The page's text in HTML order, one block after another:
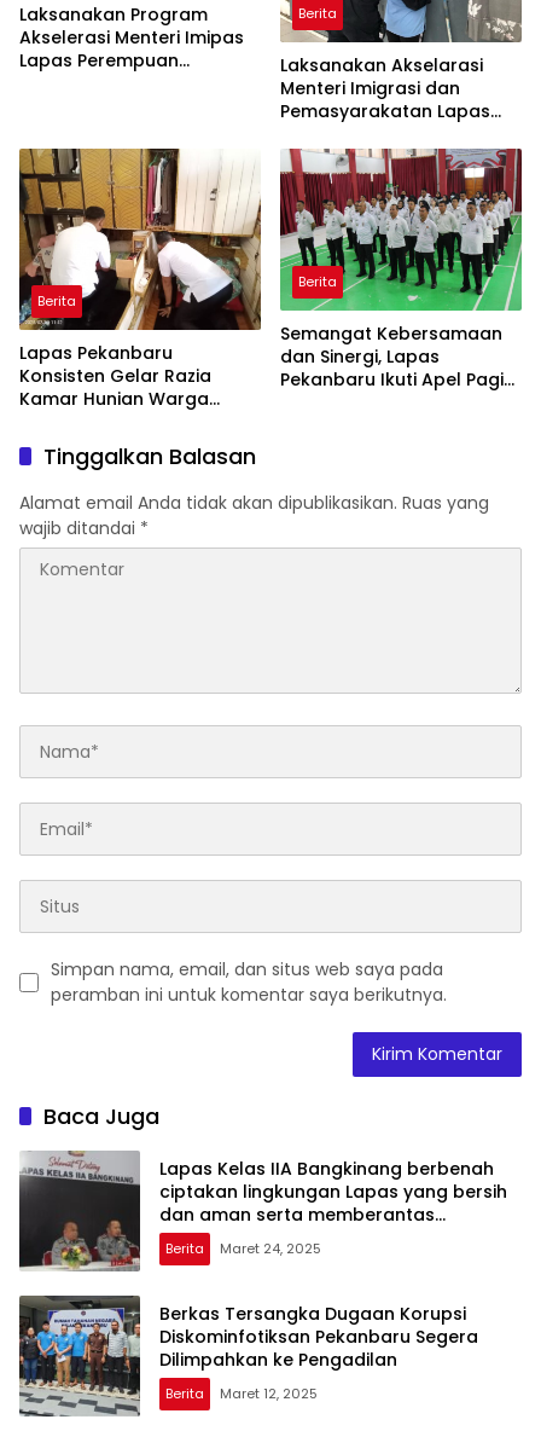
Laksanakan Program
Akselerasi Menteri Imipas
Lapas Perempuan
Berita
Laksanakan Akselarasi
Menteri Imigrasi dan
Pemasyarakatan Lapas
Geledah Lagi Kamar
Hunian
Berita
Lapas Pekanbaru
Konsisten Gelar Razia
Kamar Hunian Warga
Konkret Berantas
Perederan Narkoba dan
Modus Penipuan
Berita
Semangat Kebersamaan
dan Sinergi, Lapas
Pekanbaru Ikuti Apel Pagi
Tinggalkan Balasan
Alamat email Anda tidak akan dipublikasikan. Ruas yang
wajib ditandai *
Simpan nama, email, dan situs web saya pada
peramban ini untuk komentar saya berikutnya.
Baca Juga
Lapas Kelas IIA Bangkinang berbenah
ciptakan lingkungan Lapas yang bersih
dan aman serta memberantas
Handphone, pungutan liar dan narkoba
(Halinar).
Berita Maret 24, 2025
Berkas Tersangka Dugaan Korupsi
Diskominfotiksan Pekanbaru Segera
Dilimpahkan ke Pengadilan
Berita Maret 12, 2025